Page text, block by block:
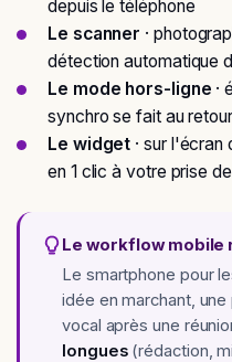
depuis le téléphone
Le scanner ·
détection automatique
Le mode hors-ligne ·
synchro se fait au
Le widget · sur
en 1 clic à votre prise
Le workflow mobile
Le smartphone pour
idée en marchant,
vocal après une
longues(rédaction,